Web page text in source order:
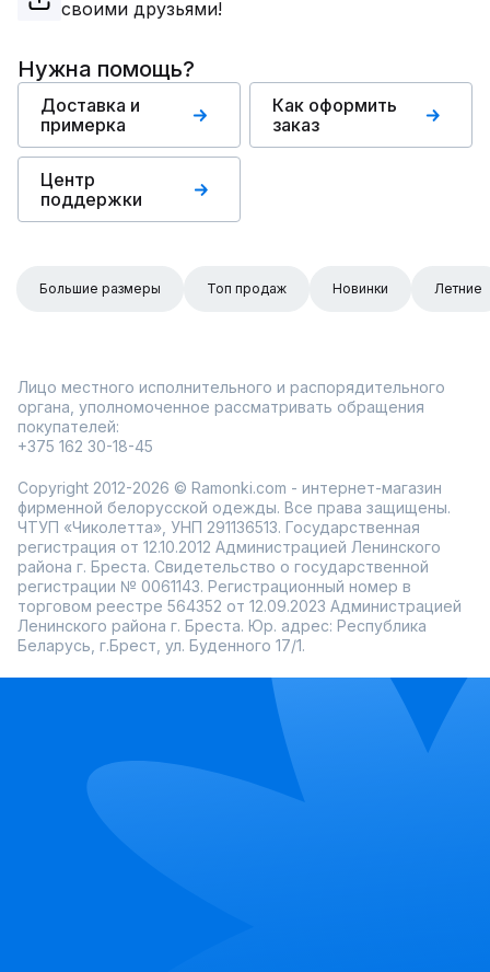
своими друзьями!
Нужна помощь?
Доставка и
примерка
Как оформить
заказ
Центр
поддержки
Большие размеры Топ продаж Новинки Летние
Лицо местного исполнительного и распорядительного
органа, уполномоченное рассматривать обращения
покупателей:
+375 162 30-18-45
Copyright 2012-2026 © Ramonki.com - интернет-магазин
фирменной белорусской одежды. Все права защищены.
ЧТУП «Чиколетта», УНП 291136513. Государственная
регистрация от 12.10.2012 Администрацией Ленинского
района г. Бреста. Свидетельство о государственной
регистрации № 0061143. Регистрационный номер в
торговом реестре 564352 от 12.09.2023 Администрацией
Ленинского района г. Бреста. Юр. адрес: Республика
Беларусь, г.Брест, ул. Буденного 17/1.